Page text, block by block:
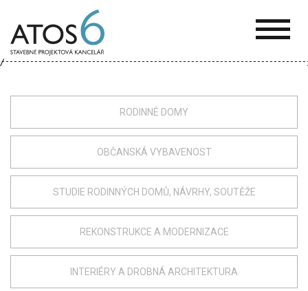
6
RODINNÉ DOMY
OBČANSKÁ VYBAVENOST
STUDIE RODINNÝCH DOMŮ, NÁVRHY, SOUTĚŽE
REKONSTRUKCE A MODERNIZACE
INTERIÉRY A DROBNÁ ARCHITEKTURA